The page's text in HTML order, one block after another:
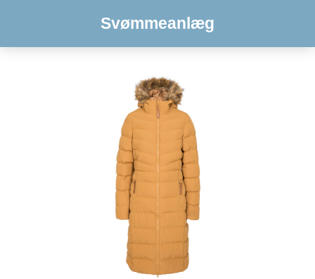
Svømmeanlæg